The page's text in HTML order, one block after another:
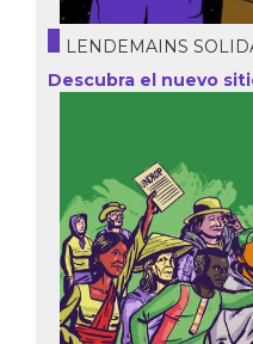
LENDEMAINS
Descubra el nuevo